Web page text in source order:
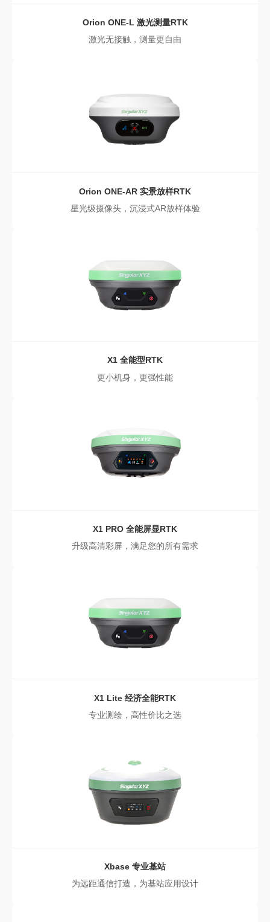
Orion ONE-L 激光测量RTK
激光无接触，测量更自由
Orion ONE-AR 实景放样RTK
星光级摄像头，沉浸式AR放样体验
X1 全能型RTK
更小机身，更强性能
X1 PRO 全能屏显RTK
升级高清彩屏，满足您的所有需求
X1 Lite 经济全能RTK
专业测绘，高性价比之选
Xbase 专业基站
为远距通信打造，为基站应用设计